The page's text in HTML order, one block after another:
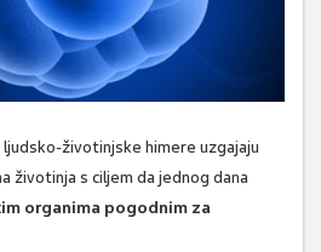
životinjske himere uzgajaju
životinja s ciljem da jednog dana
organima pogodnim za